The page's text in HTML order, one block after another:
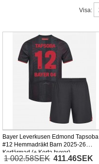
Visa:
Bayer Leverkusen Edmond Tapsoba
#12 Hemmadräkt Barn 2025-26
Kortärmad (+ Korta byxor)
1 002.58SEK 411.46SEK